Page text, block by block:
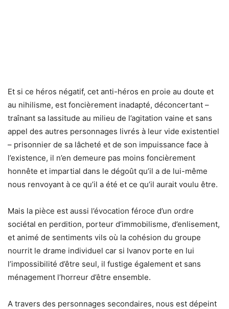
Et si ce héros négatif, cet anti-héros en proie au doute et
au nihilisme, est foncièrement inadapté, déconcertant –
traînant sa lassitude au milieu de l’agitation vaine et sans
appel des autres personnages livrés à leur vide existentiel
– prisonnier de sa lâcheté et de son impuissance face à
l’existence, il n’en demeure pas moins foncièrement
honnête et impartial dans le dégoût qu’il a de lui-même
nous renvoyant à ce qu’il a été et ce qu’il aurait voulu être.
Mais la pièce est aussi l’évocation féroce d’un ordre
sociétal en perdition, porteur d’immobilisme, d’enlisement,
et animé de sentiments vils où la cohésion du groupe
nourrit le drame individuel car si Ivanov porte en lui
l’impossibilité d’être seul, il fustige également et sans
ménagement l’horreur d’être ensemble.
A travers des personnages secondaires, nous est dépeint